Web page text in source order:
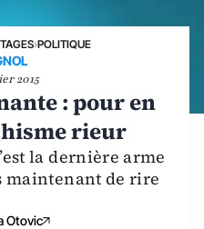
›POLITIQUE
2015
: pour en
rieur
la dernière arme
maintenant de rire
Otovic